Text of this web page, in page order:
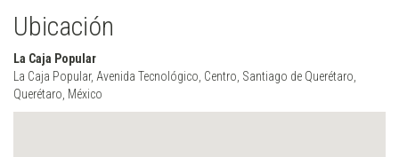
Ubicación
La Caja Popular
La Caja Popular, Avenida Tecnológico, Centro, Santiago de Querétaro,
Querétaro, México